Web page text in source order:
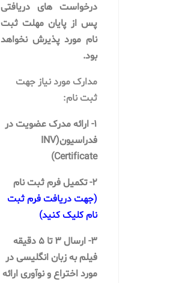
درخواست های دریافتی
پس از پایان مهلت ثبت
نام مورد پذیرش نخواهد
بود.
مدارک مورد نیاز جهت
ثبت نام:
1- ارائه مدرک عضویتدر
فدراسیون(INV
Certificate)
2- تکمیل فرم ثبت نام
(جهت دریافت فرم ثبت
نام کلیک کنید)
3- ارسال ۳ تا ۵ دقیقه
فیلم به زبان انگلیسی در
مورد اختراع و نوآوری ارائه